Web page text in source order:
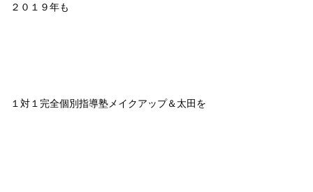
２０１９年も
１対１完全個別指導塾メイクアップ＆太田を